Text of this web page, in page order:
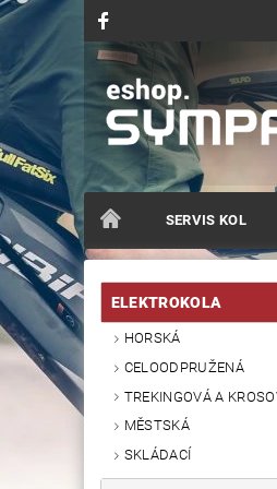
SERVIS KOL
ELEKTROKOLA
HORSKÁ
CELOODPRUŽENÁ
TREKINGOVÁ A
MĚSTSKÁ
SKLÁDACÍ